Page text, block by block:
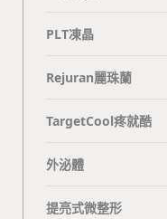
PLT凍晶
Rejuran麗珠蘭
TargetCool疼就酷
外泌體
提亮式微整形